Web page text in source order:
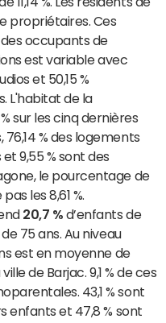
propriétaires. Ces
des occupants de
est variable avec
et 50,15 %
L'habitat de la
sur les cinq dernières
% des logements
9,55 % sont des
le pourcentage de
les 8,61 %.
20,7 % d’enfants de
75 ans. Au niveau
est en moyenne de
de Barjac. 9,1 % de ces
43,1 % sont
enfants et 47,8 % sont